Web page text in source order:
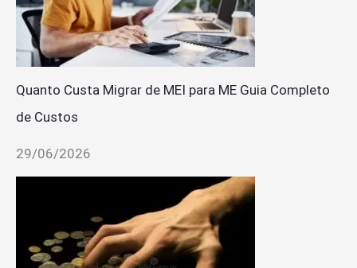
Quanto Custa Migrar de MEI para ME Guia Completo
de Custos
29/06/2026